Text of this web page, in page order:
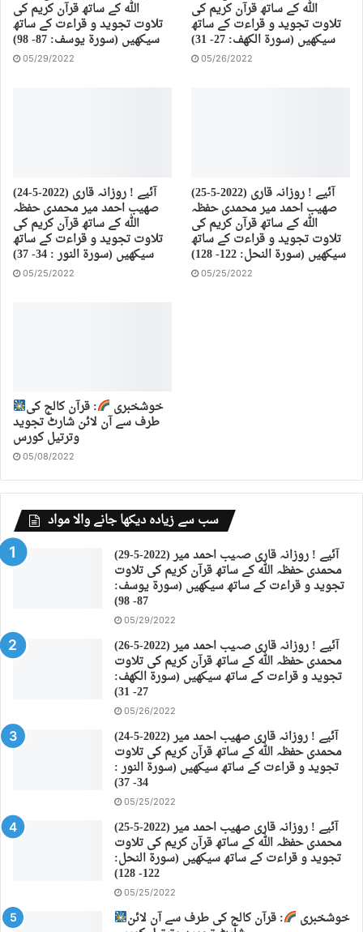
اللہ کے ساتھ قرآن کریم کی
تلاوت تجوید و قراءت کے ساتھ
سیکھیں (سورة يوسف: 87- 98)
05/29/2022
اللہ کے ساتھ قرآن کریم کی
تلاوت تجوید و قراءت کے ساتھ
سیکھیں (سورة الكهف: 27- 31)
05/26/2022
(24-5-2022) آئیے ! روزانہ قاری
صهیب احمد میر محمدی حفظہ
اللہ کے ساتھ قرآن کریم کی
تلاوت تجوید و قراءت کے ساتھ
سیکھیں (سورة النور : 34- 37)
05/25/2022
(25-5-2022) آئیے ! روزانہ قاری
صهیب احمد میر محمدی حفظہ
اللہ کے ساتھ قرآن کریم کی
تلاوت تجوید و قراءت کے ساتھ
سیکھیں (سورة النحل: 122- 128)
05/25/2022
خوشخبری : قرآن کالج کی
طرف سے آن لائن شارٹ تجوید
وترتیل کورس
05/08/2022
سب سے زیادہ دیکھا جانے والا مواد
(29-5-2022) آئیے ! روزانہ قاری صہیب احمد میر
محمدی حفظہ اللہ کے ساتھ قرآن کریم کی تلاوت
تجوید و قراءت کے ساتھ سیکھیں (سورة يوسف:
87- 98)
05/29/2022
(26-5-2022) آئیے ! روزانہ قاری صہیب احمد میر
محمدی حفظہ اللہ کے ساتھ قرآن کریم کی تلاوت
تجوید و قراءت کے ساتھ سیکھیں (سورة الكهف:
27- 31)
05/26/2022
(24-5-2022) آئیے ! روزانہ قاری صهیب احمد میر
محمدی حفظہ اللہ کے ساتھ قرآن کریم کی تلاوت
تجوید و قراءت کے ساتھ سیکھیں (سورة النور :
34- 37)
05/25/2022
(25-5-2022) آئیے ! روزانہ قاری صهیب احمد میر
محمدی حفظہ اللہ کے ساتھ قرآن کریم کی تلاوت
تجوید و قراءت کے ساتھ سیکھیں (سورة النحل:
122- 128)
05/25/2022
خوشخبری : قرآن کالج کی طرف سے آن لائن